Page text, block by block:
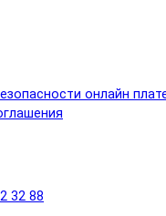
онлайн
32 88